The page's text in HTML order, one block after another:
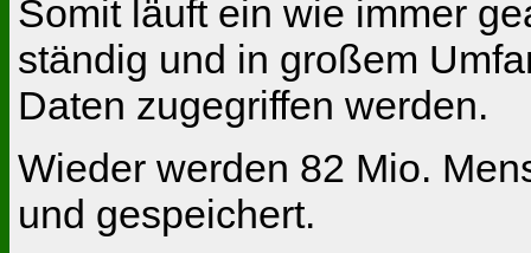
Somit läuft ein wie immer
ständig und in großem
Daten zugegriffen werden.
Wieder werden 82 Mio.
und gespeichert.